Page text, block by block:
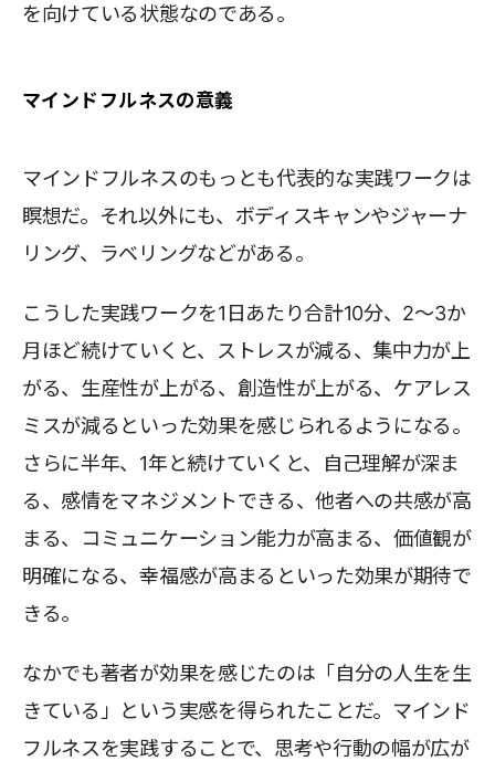
を向けている状態なのである。
マインドフルネスの意義
マインドフルネスのもっとも代表的な実践ワークは
瞑想だ。それ以外にも、ボディスキャンやジャーナ
リング、ラベリングなどがある。
こうした実践ワークを1日あたり合計10分、2～3か
月ほど続けていくと、ストレスが減る、集中力が上
がる、生産性が上がる、創造性が上がる、ケアレス
ミスが減るといった効果を感じられるようになる。
さらに半年、1年と続けていくと、自己理解が深ま
る、感情をマネジメントできる、他者への共感が高
まる、コミュニケーション能力が高まる、価値観が
明確になる、幸福感が高まるといった効果が期待で
きる。
なかでも著者が効果を感じたのは「自分の人生を生
きている」という実感を得られたことだ。マインド
フルネスを実践することで、思考や行動の幅が広が